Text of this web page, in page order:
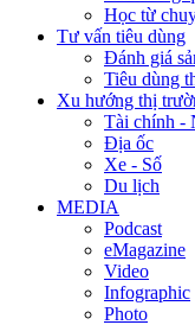
Học từ
Tư vấn tiêu dùng
Đánh giá
Tiêu dùng
Xu hướng thị
Tài chính -
Địa ốc
Xe - Số
Du lịch
MEDIA
Podcast
eMagazine
Video
Infographic
Photo